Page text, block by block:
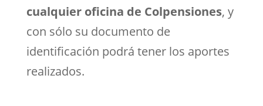
cualquier oficina de Colpensiones, y
con sólo su documento de
identificación podrá tener los aportes
realizados.